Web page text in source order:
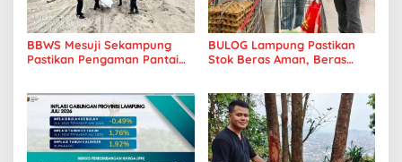
BBWS Mesuji Sekampung
Pastikan Pengaman Pantai
BULOG Lampung Pastikan
Stok Beras Aman, Beras